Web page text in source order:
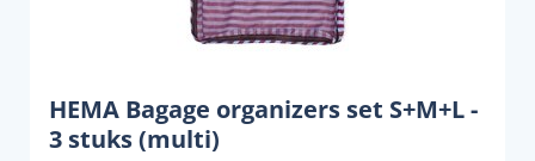
HEMA Bagage organizers set S+M+L -
3 stuks (multi)